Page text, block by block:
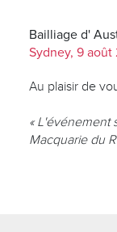
Bailliage d'
Sydney, 9 août
Au plaisir de
« L'événement
Macquarie du